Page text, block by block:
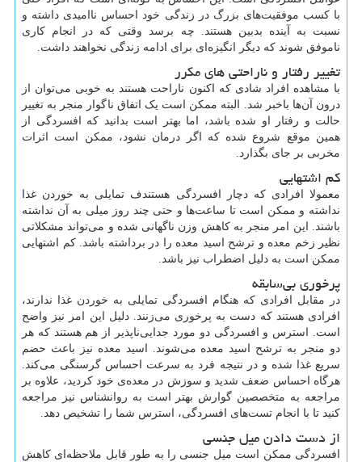
با کسب موفقیت‌های بزرگ در زندگی خود احساس ناامیدی داشته و
نسبت به آینده بدبین هستند. چه برسد وقتی که در انجام کاری
ناموفق شوند که دیگر انگیزه‌ای برای ادامه زندگی نخواهند داشت.
تغییر رفتار و ناراحتی های مکرر
با مشاهده افراد شادی که اکنون ناراحت هستند به خوبی می‌توان از
درون آن‌ها باخبر شد. البته ممکن است یک اتفاق ناگوار منجر به تغییر
حالت و رفتار او شده باشد، اما بهتر است بدانید که افسردگی از
همین موقع شروع شده که اگر درمان نشود، ممکن است اثرات
مخربی بر جای بگذارد.
کم اشتهایی
معمولا افرادی که دچار افسردگی هستندف تمایلی به خوردن غذا
نداشته و ممکن است تا ساعت‌ها و حتی چند روز میلی به آن نداشته
باشند. این امر منجر به کاهش وزن ناگهانی شده و می‌تواند مشکلاتی
نظیر زخم معده و ترشح اسید معده را در برداشته باشد. کم اشتهایی
ممکن است به دلیل اضطراب نیز باشد.
پرخوری بی‌سابقه
در مقابل افرادی که هنگام افسردگی تمایلی به خوردن غذا ندارند،
افرادی هستند که دست به پرخوری می‌زنند. دلیل این امر نیز واضح
است. استرس و افسردگی دو مورد جدایی‌ناپذیر از هم هستند که هر
دو منجر به ترشح اسید معده می‌شوند. اسید معده نیز باعث حضم
سریع غذا شده و در نتیجه فرد به سرعت احساس گرسنگی می‌کند.
هرگاه احساس ضعف شدید و سوزش در معده‌ی خود کردید، علاوه بر
مراجعه به متخصصین گوارش بهتر است به روانشناس نیز مراجعه
کنید تا با انجام تست‌های افسردگی، استرس شما را تشخیص دهد.
از دست دادن میل جنسی
افسردگی ممکن است میل جنسی را به طور قابل ملاحظه‌ای کاهش